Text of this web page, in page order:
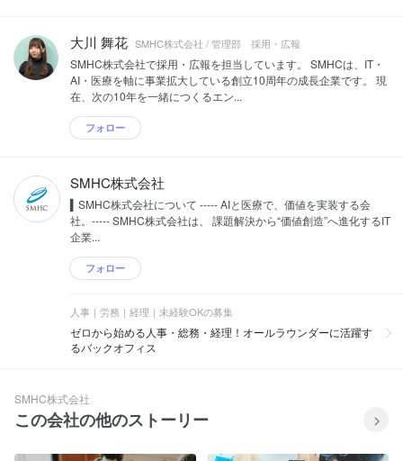
大川 舞花 SMHC株式会社 / 管理部 採用・広報
SMHC株式会社で採用・広報を担当しています。 SMHCは、IT・
AI・医療を軸に事業拡大している創立10周年の成長企業です。 現
在、次の10年を一緒につくるエン...
フォロー
SMHC株式会社
▍SMHC株式会社について ----- AIと医療で、価値を実装する会
社。----- SMHC株式会社は、 課題解決から“価値創造”へ進化するIT
企業...
フォロー
人事｜労務｜経理｜未経験OKの募集
ゼロから始める人事・総務・経理！オールラウンダーに活躍す
るバックオフィス
SMHC株式会社
この会社の他のストーリー